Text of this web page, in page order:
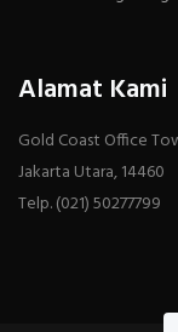
Alamat Kami
Gold Coast Office
Jakarta Utara, 14460
Telp. (021) 50277799